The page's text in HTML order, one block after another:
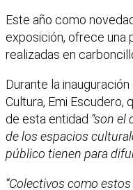
Este año como
exposición, ofrece una
realizadas en
Durante la
Cultura, Emi Escudero,
de esta entidad “son el
de los espacios
público tienen para
“Colectivos como